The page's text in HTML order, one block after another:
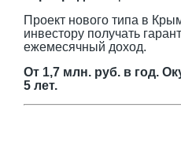
Проект нового типа в
инвестору получать
ежемесячный доход.
От 1,7 млн. руб. в год.
5 лет.